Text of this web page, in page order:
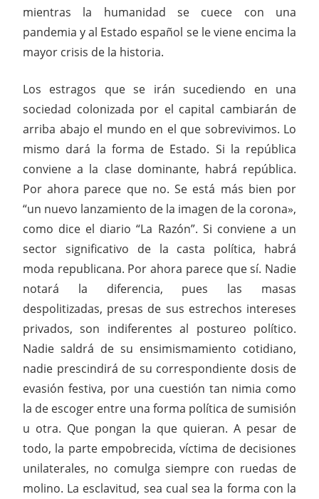
mientras la humanidad se cuece con una
pandemia y al Estado español se le viene encima la
mayor crisis de la historia.
Los estragos que se irán sucediendo en una
sociedad colonizada por el capital cambiarán de
arriba abajo el mundo en el que sobrevivimos. Lo
mismo dará la forma de Estado. Si la república
conviene a la clase dominante, habrá república.
Por ahora parece que no. Se está más bien por
“un nuevo lanzamiento de la imagen de la corona»,
como dice el diario “La Razón”. Si conviene a un
sector significativo de la casta política, habrá
moda republicana. Por ahora parece que sí. Nadie
notará la diferencia, pues las masas
despolitizadas, presas de sus estrechos intereses
privados, son indiferentes al postureo político.
Nadie saldrá de su ensimismamiento cotidiano,
nadie prescindirá de su correspondiente dosis de
evasión festiva, por una cuestión tan nimia como
la de escoger entre una forma política de sumisión
u otra. Que pongan la que quieran. A pesar de
todo, la parte empobrecida, víctima de decisiones
unilaterales, no comulga siempre con ruedas de
molino. La esclavitud, sea cual sea la forma con la